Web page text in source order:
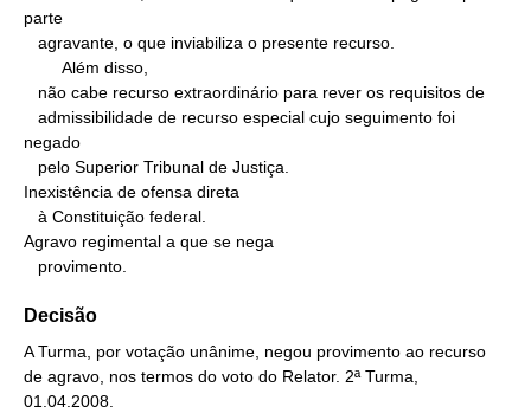
parte
negado
Inexistência de ofensa direta
Agravo regimental a que se nega
   provimento.
Decisão
A Turma, por votação unânime, negou provimento ao recurso
de agravo, nos termos do voto do Relator. 2ª Turma,
01.04.2008.